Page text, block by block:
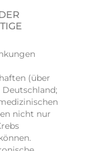
(über
nicht nur